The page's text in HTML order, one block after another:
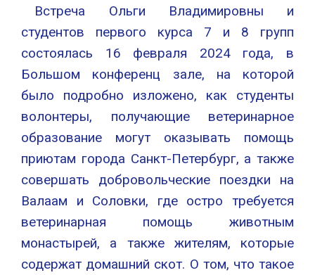
Встреча Ольги Владимировны и
студентов первого курса 7 и 8 групп
состоялась 16 февраля 2024 года, в
Большом конференц зале, на которой
было подробно изложено, как студенты
волонтеры, получающие ветеринарное
образование могут оказывать помощь
приютам города Санкт-Петербург, а также
совершать добровольческие поездки на
Валаам и Соловки, где остро требуется
ветеринарная помощь животным
монастырей, а также жителям, которые
содержат домашний скот. О том, что такое